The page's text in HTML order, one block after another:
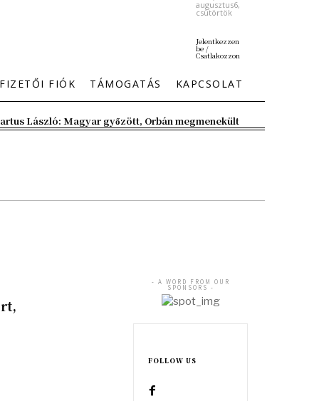
augusztus6,
csütörtök
Jelentkezzen
be /
Csatlakozzon
FIÓK TÁMOGATÁS KAPCSOLAT
László: Magyar győzött, Orbán megmenekült
- A WORD FROM OUR
SPONSORS -
FOLLOW US